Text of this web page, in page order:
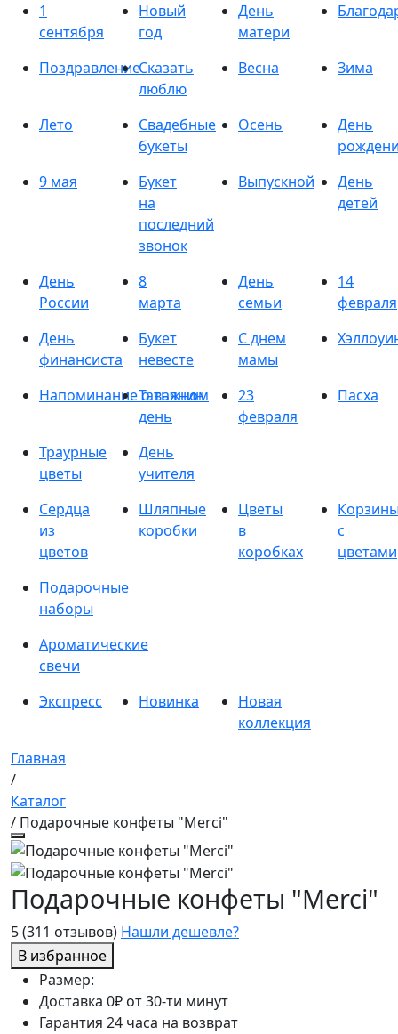
1
сентября
Новый
год
День
матери
ПоздравлениеСказать
люблю
Весна Зима
Лето
Свадебные
букеты
Осень
День
9 мая
Букет
на
последний
звонок
Выпускной
День
детей
День
России
8
марта
День
семьи
14
февраля
День
финансиста
Букет
невесте
С днем
мамы
Напоминание о важном
Татьянин
день
23
февраля
Пасха
Траурные
цветы
День
учителя
Сердца
из
цветов
Шляпные
коробки
Цветы
в
коробках
с
цветами
Подарочные
наборы
Ароматические
свечи
Экспресс
Новинка
Новая
коллекция
Главная
/
Каталог
/ Подарочные конфеты "Merci"
5(311 отзывов) Нашли дешевле?
В избранное
Подарочные конфеты "Merci"
Размер:
Доставка 0₽ от 30-ти минут
Гарантия 24 часа на возврат